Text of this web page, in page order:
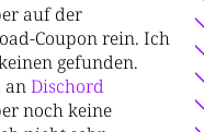
auf der
Coupon rein. Ich
gefunden.
anDischord
noch keine